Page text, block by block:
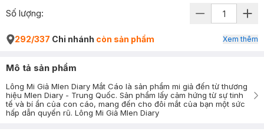
Số lượng:
292/337 Chi nhánh còn sản phẩm Xem thêm
Mô tả sản phẩm
Lông Mi Giả Mlen Diary Mắt Cáo là sản phẩm mi giả đến từ thương
hiệu Mlen Diary - Trung Quốc. Sản phẩm lấy cảm hứng từ sự tinh
tế và bí ẩn của con cáo, mang đến cho đôi mắt của bạn một sức
hấp dẫn quyến rũ. Lông Mi Giả Mlen Diary